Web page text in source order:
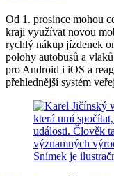
Od 1. prosince mohou
kraji využívat novou
rychlý nákup jízdenek
polohy autobusů a
pro Android i iOS a
přehlednější systém